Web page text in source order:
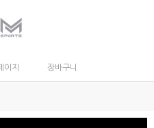
이지 장바구니